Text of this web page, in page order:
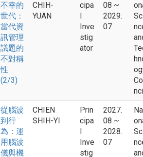
不幸的
世代：
當代資
訊管理
議題的
不對稱
性
(2/3)
CHIH-
YUAN
cipa
Inve
stig
ator
08 ~
2029.
07
從腦波
到行
為：運
用腦波
儀與機
CHIEN
SHIH-YI
Prin
cipa
Inve
stig
2027.
08 ~
2028.
07